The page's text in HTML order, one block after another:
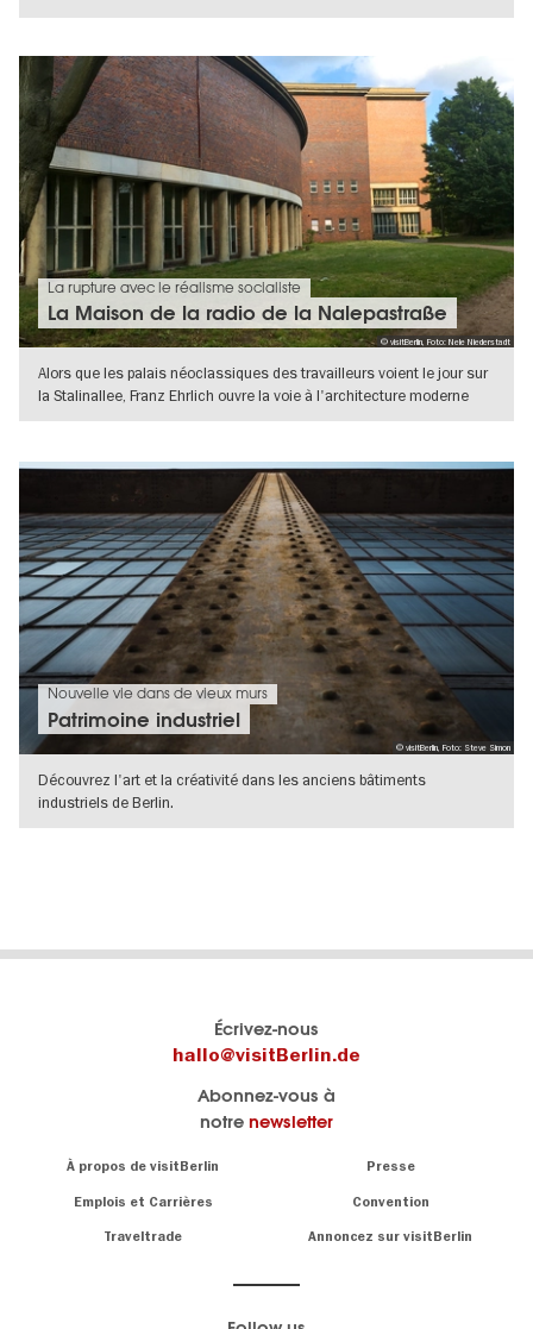
© visitBerlin, Foto: Nele Niederstadt
La rupture avec le réalisme socialiste
La Maison de la radio de la Nalepastraße
Alors que les palais néoclassiques des travailleurs voient le jour sur
la Stalinallee, Franz Ehrlich ouvre la voie à l'architecture moderne
© visitBerlin, Foto: Steve Simon
Nouvelle vie dans de vieux murs
Patrimoine industriel
Découvrez l'art et la créativité dans les anciens bâtiments
industriels de Berlin.
Écrivez-nous
hallo@visitBerlin.de
Abonnez-vous à
notre newsletter
Navigation:
À propos de visitBerlin Presse
Emplois et Carrières Convention
Traveltrade Annoncez sur visitBerlin
Berlin et sommes
là pour vous.